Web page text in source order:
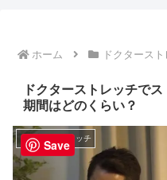
ホーム ドクタース
ドクターストレッチで
期間はどのくらい？
ドクターストレッチ
Save